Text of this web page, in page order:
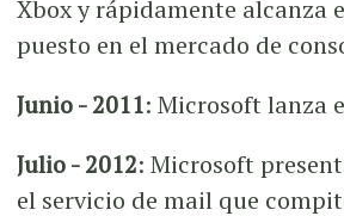
Xbox y rápidamente alcanza
puesto en el mercado de
Junio - 2011: Microsoft lanza
Julio - 2012: Microsoft
el servicio de mail que